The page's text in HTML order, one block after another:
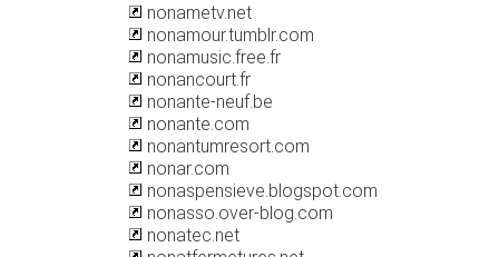
nonametv.net
nonamour.tumblr.com
nonamusic.free.fr
nonancourt.fr
nonante-neuf.be
nonante.com
nonantumresort.com
nonar.com
nonaspensieve.blogspot.com
nonasso.over-blog.com
nonatec.net